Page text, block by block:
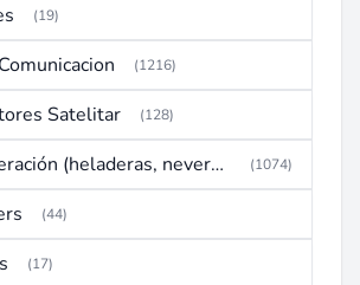
(19)
(1216)
Satelitar (128)
Refrigeración (heladeras, neveras, congeladores) (1074)
(44)
(17)